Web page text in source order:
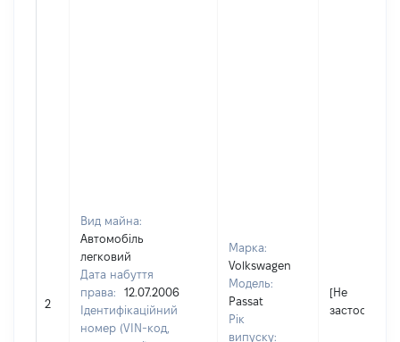
2
Вид майна:
Автомобіль
легковий
Дата набуття
права:
12.07.2006
Ідентифікаційний
номер (VIN-код,
Марка:
Volkswagen
Модель:
Passat
Рік
випуску:
[Не